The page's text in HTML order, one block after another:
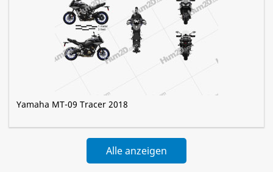
Yamaha MT-09 Tracer 2018
Alle anzeigen